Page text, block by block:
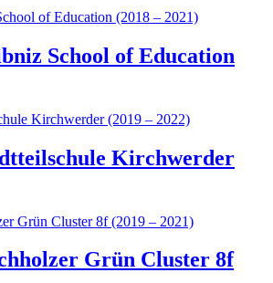
School of Education
Kirchwerder
Grün Cluster 8f